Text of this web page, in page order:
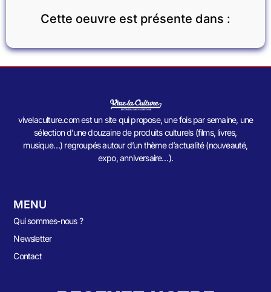
Cette oeuvre est présente dans :
vivelaculture.com est un site qui propose, une fois par semaine, une
sélection d’une douzaine de produits culturels (films, livres,
musique…) regroupés autour d’un thème d’actualité (nouveauté,
expo, anniversaire…).
MENU
Qui sommes-nous ?
Newsletter
Contact